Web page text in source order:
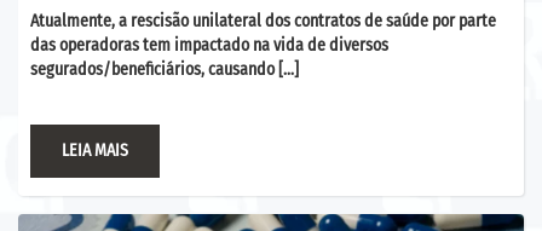
Atualmente, a rescisão unilateral dos contratos de saúde por parte
das operadoras tem impactado na vida de diversos
segurados/beneficiários, causando […]
LEIA MAIS